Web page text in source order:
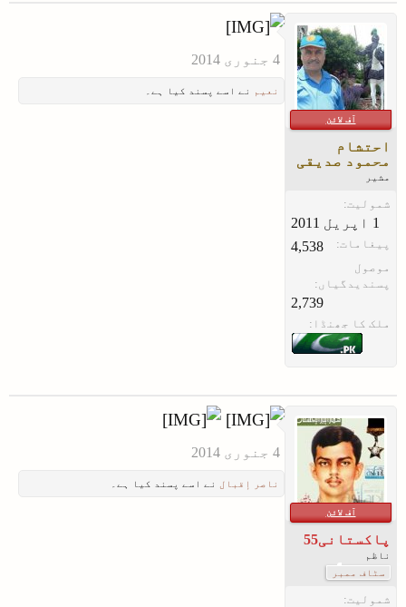
آف لائن
احتشام
محمود صدیقی
مشیر
شمولیت:
پیغامات: 4,538
موصول
پسندیدگیاں:
2,739
ملک کا جھنڈا:
نعیم نے اسے پسند کیا ہے۔
آف لائن
پاکستانی55
ناظم
سٹاف ممبر
شمولیت:
ناصر إقبال نے اسے پسند کیا ہے۔